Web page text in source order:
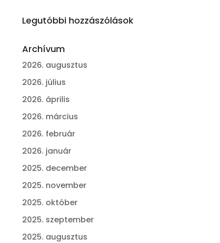
Legutóbbi hozzászólások
Archívum
2026. augusztus
2026. július
2026. április
2026. március
2026. február
2026. január
2025. december
2025. november
2025. október
2025. szeptember
2025. augusztus